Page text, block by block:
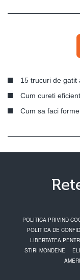
15 trucuri de gatit
Cum cureti
Cum sa faci
POLITICA PRIVIND
POLITICA DE
LIBERTATEA
STIRI MONDENE